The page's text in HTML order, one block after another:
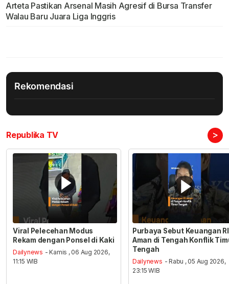
Arteta Pastikan Arsenal Masih Agresif di Bursa Transfer
Walau Baru Juara Liga Inggris
Rekomendasi
Republika TV >
Viral Pelecehan Modus
Rekam dengan Ponsel di Kaki
Dailynews - Kamis , 06 Aug 2026,
11:15 WIB
Purbaya Sebut Keuangan RI
Aman di Tengah Konflik
Tengah
Dailynews - Rabu , 05 Aug 2026,
23:15 WIB